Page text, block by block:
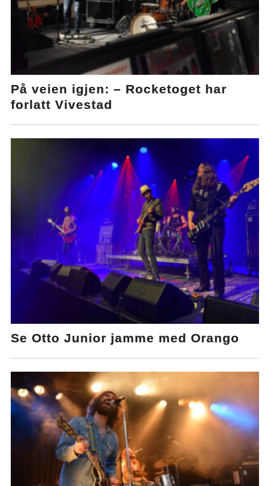
På veien igjen: – Rocketoget har
forlatt Vivestad
Se Otto Junior jamme med Orango